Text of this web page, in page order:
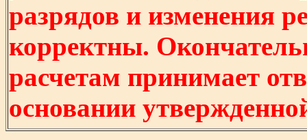
разрядов и изменения
корректны.
расчетам принимает
основании